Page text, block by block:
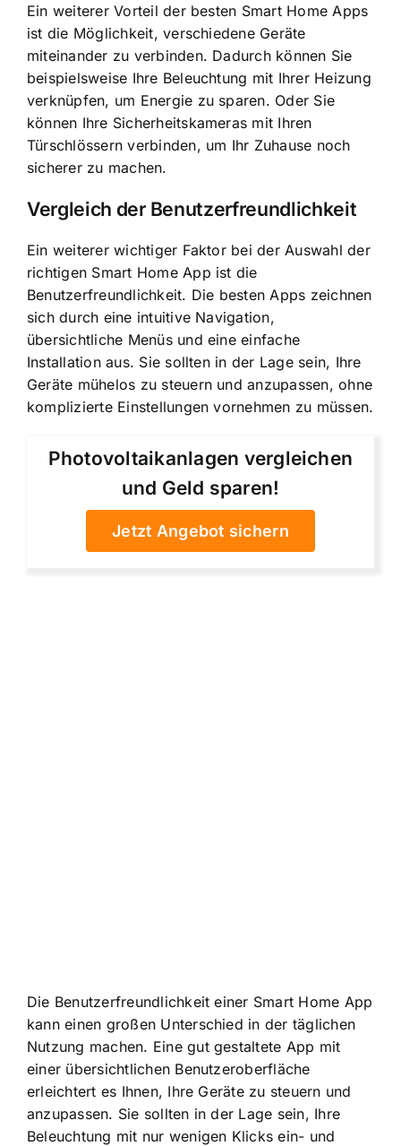
Ein weiterer Vorteil der besten Smart Home Apps
ist die Möglichkeit, verschiedene Geräte
miteinander zu verbinden. Dadurch können Sie
beispielsweise Ihre Beleuchtung mit Ihrer Heizung
verknüpfen, um Energie zu sparen. Oder Sie
können Ihre Sicherheitskameras mit Ihren
Türschlössern verbinden, um Ihr Zuhause noch
sicherer zu machen.
Vergleich der Benutzerfreundlichkeit
Ein weiterer wichtiger Faktor bei der Auswahl der
richtigen Smart Home App ist die
Benutzerfreundlichkeit. Die besten Apps zeichnen
sich durch eine intuitive Navigation,
übersichtliche Menüs und eine einfache
Installation aus. Sie sollten in der Lage sein, Ihre
Geräte mühelos zu steuern und anzupassen, ohne
komplizierte Einstellungen vornehmen zu müssen.
Photovoltaikanlagen vergleichen
und Geld sparen!
Jetzt Angebot sichern
Die Benutzerfreundlichkeit einer Smart Home App
kann einen großen Unterschied in der täglichen
Nutzung machen. Eine gut gestaltete App mit
einer übersichtlichen Benutzeroberfläche
erleichtert es Ihnen, Ihre Geräte zu steuern und
anzupassen. Sie sollten in der Lage sein, Ihre
Beleuchtung mit nur wenigen Klicks ein- und